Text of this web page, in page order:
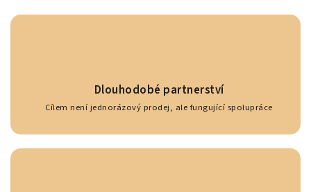
Dlouhodobé partnerství
Cílem není jednorázový prodej, ale fungující spolupráce